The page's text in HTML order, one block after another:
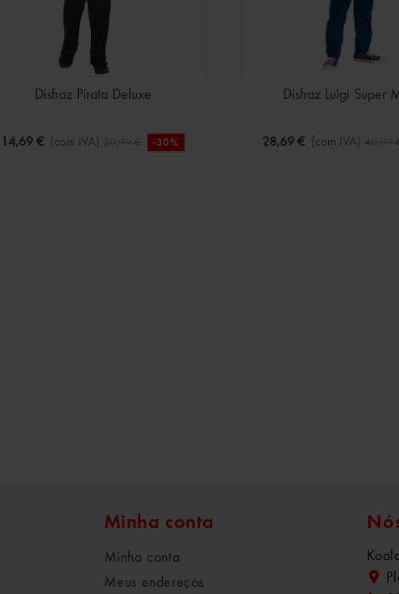
Disfraz Pirata Deluxe
14,69 € (com IVA) 20,99 € -30%
Disfraz Luigi Super
28,69 € (com IVA) 40,99
Minha conta
Minha conta
Meus endereços